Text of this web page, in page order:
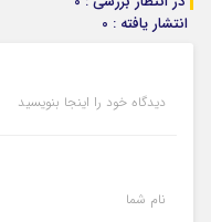
انتشار یافته : 0
دیدگاه خود را اینجا بنویسید
نام شما